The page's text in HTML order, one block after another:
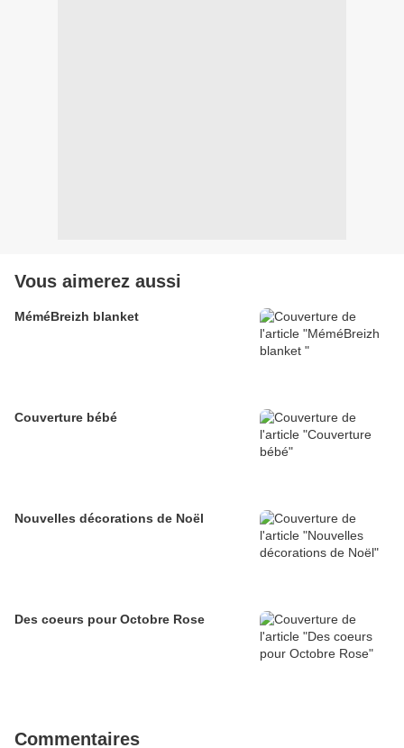
Vous aimerez aussi
MéméBreizh blanket
Couverture bébé
Nouvelles décorations de Noël
Des coeurs pour Octobre Rose
Commentaires